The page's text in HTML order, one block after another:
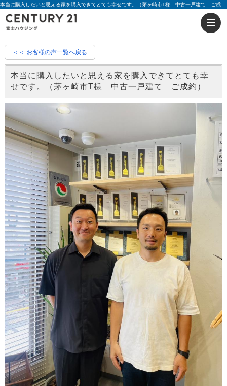
＜＜ お客様の声一覧へ戻る
本当に購入したいと思える家を購入できてとても幸
せです。（茅ヶ崎市T様 中古一戸建て ご成約）